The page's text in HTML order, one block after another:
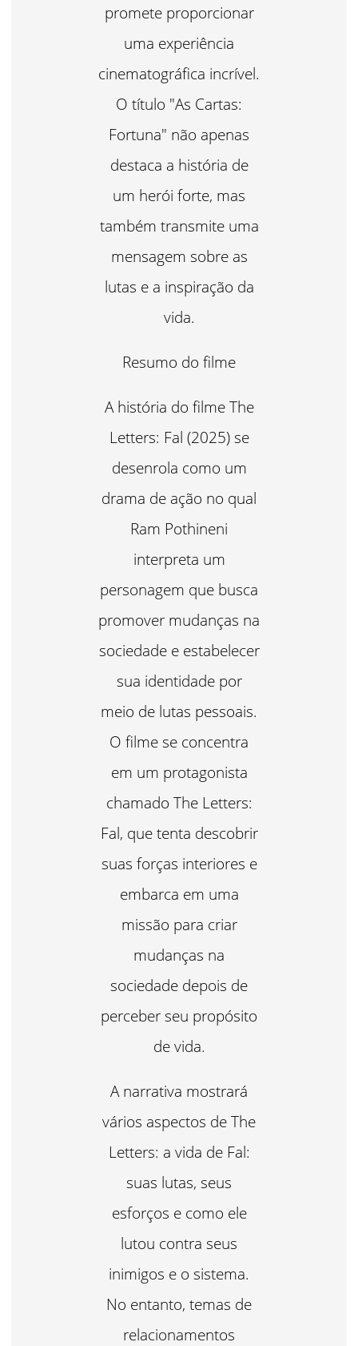
promete proporcionar
uma experiência
cinematográfica incrível.
O título "As Cartas:
Fortuna" não apenas
destaca a história de
um herói forte, mas
também transmite uma
mensagem sobre as
lutas e a inspiração da
vida.
Resumo do filme
A história do filme The
Letters: Fal (2025) se
desenrola como um
drama de ação no qual
Ram Pothineni
interpreta um
personagem que busca
promover mudanças na
sociedade e estabelecer
sua identidade por
meio de lutas pessoais.
O filme se concentra
em um protagonista
chamado The Letters:
Fal, que tenta descobrir
suas forças interiores e
embarca em uma
missão para criar
mudanças na
sociedade depois de
perceber seu propósito
de vida.
A narrativa mostrará
vários aspectos de The
Letters: a vida de Fal:
suas lutas, seus
esforços e como ele
lutou contra seus
inimigos e o sistema.
No entanto, temas de
relacionamentos